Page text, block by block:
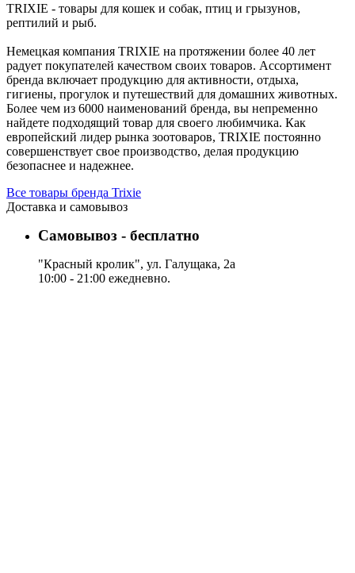
TRIXIE - товары для кошек и собак, птиц и грызунов,
рептилий и рыб.
Немецкая компания TRIXIE на протяжении более 40 лет
радует покупателей качеством своих товаров. Ассортимент
бренда включает продукцию для активности, отдыха,
гигиены, прогулок и путешествий для домашних животных.
Более чем из 6000 наименований бренда, вы непременно
найдете подходящий товар для своего любимчика. Как
европейский лидер рынка зоотоваров, TRIXIE постоянно
совершенствует свое производство, делая продукцию
безопаснее и надежнее.
Все товары бренда Trixie
Доставка и самовывоз
Самовывоз - бесплатно
"Красный кролик", ул. Галущака, 2а
10:00 - 21:00 ежедневно.